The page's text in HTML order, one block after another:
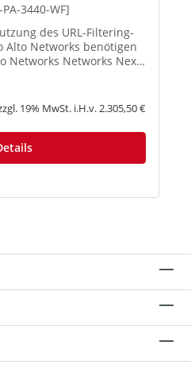
3440-WF]
des URL-Filtering-
Alto Networks benötigen
PAN-OS Palo Alto
Prev...
19% MwSt. i.H.v. 2.305,50 €